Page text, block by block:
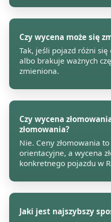
Czy wycena może się
Tak, jeśli pojazd różni
albo brakuje ważnych
zmieniona.
Czy wycena
złomowania?
Nie. Ceny złomowania
orientacyjne, a wycena
konkretnego pojazdu w
Jaki jest najszybszy